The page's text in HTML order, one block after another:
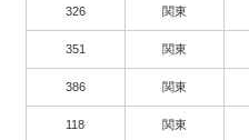
326 関東
351 関東
386 関東
118 関東